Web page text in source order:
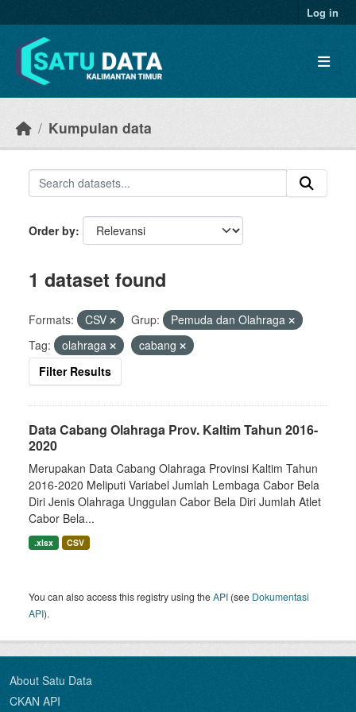
Log in
Kumpulan data
Order by
1 dataset found
Formats: CSV Grup:
Pemuda dan Olahraga
Tag:
olahraga
cabang
Filter Results
Data Cabang Olahraga Prov. Kaltim Tahun 2016-
2020
Merupakan Data Cabang Olahraga Provinsi Kaltim Tahun
2016-2020 Meliputi Variabel Jumlah Lembaga Cabor Bela
Diri Jenis Olahraga Unggulan Cabor Bela Diri Jumlah Atlet
Cabor Bela...
.xlsx CSV
You can also access this registry using theAPI (see Dokumentasi
API).
About Satu Data
CKAN API